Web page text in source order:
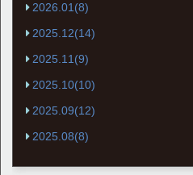
2026.01(8)
2025.12(14)
2025.11(9)
2025.10(10)
2025.09(12)
2025.08(8)